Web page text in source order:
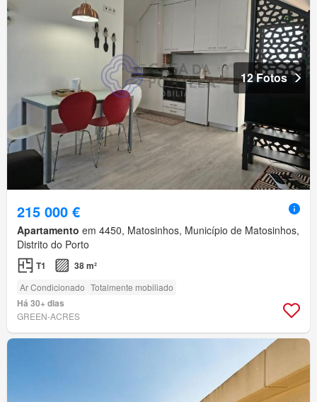
12 Fotos
215 000 €
Apartamento em 4450, Matosinhos, Município de Matosinhos,
Distrito do Porto
T1 38 m²
Ar Condicionado Totalmente mobiliado
Há 30+ dias
GREEN-ACRES